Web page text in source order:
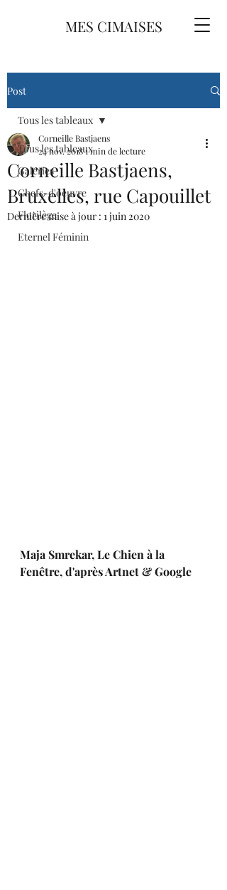
MES CIMAISES
Post
Tous les tableaux
Galeries
Chefs-d'oeuvre
Florilège
Eternel Féminin
Tous les tableaux
Corneille Bastjaens,
Bruxelles, rue Capouillet
Corneille Bastjaens
24 nov. 20181 min de lecture
Dernière mise à jour : 1 juin 2020
Maja Smrekar, Le Chien à la
Fenêtre, d'après Artnet & Google